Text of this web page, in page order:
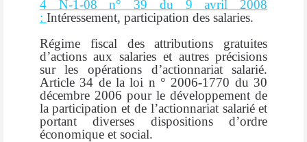
4 N-1-08 n° 39 du 9 avril 2008
: Intéressement, participation des salaries.
Régime fiscal des attributions gratuites
d’actions aux salaries et autres précisions
sur les opérations d’actionnariat salarié.
Article 34 de la loi n ° 2006-1770 du 30
décembre 2006 pour le développement de
la participation et de l’actionnariat salarié et
portant diverses dispositions d’ordre
économique et social.